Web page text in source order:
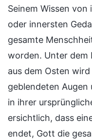
Seinem Wissen
oder innersten
gesamte
worden. Unter dem
aus dem Osten
geblendeten Augen
in ihrer
ersichtlich, dass
endet, Gott die